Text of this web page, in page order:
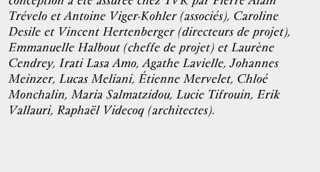
Trévelo et Antoine Viger-Kohler (associés), Caroline
Desile et Vincent Hertenberger (directeurs de projet),
Emmanuelle Halbout (cheffe de projet) et Laurène
Cendrey, Irati Lasa Amo, Agathe Lavielle, Johannes
Meinzer, Lucas Meliani, Étienne Mervelet, Chloé
Monchalin, Maria Salmatzidou, Lucie Tifrouin, Erik
Vallauri, Raphaël Videcoq (architectes).